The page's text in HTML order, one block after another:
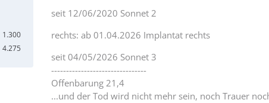
1.300
4.275
seit 12/06/2020 Sonnet 2
rechts: ab 01.04.2026 Implantat rechts
seit 04/05/2026 Sonnet 3
--------------------------------
Offenbarung 21,4
...und der Tod wird nicht mehr sein, noch Trauer